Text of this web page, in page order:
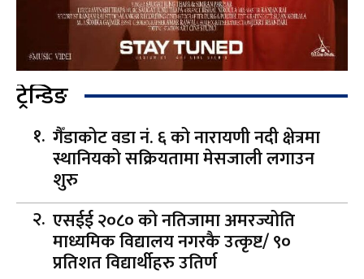
ट्रेन्डिङ
गैँडाकोट वडा नं. ६ को नारायणी नदी क्षेत्रमा
स्थानियको सक्रियतामा मेसजाली लगाउन
शुरु
एसईई २०८० को नतिजामा अमरज्योति
माध्यमिक विद्यालय नगरकै उत्कृष्ट/ ९०
प्रतिशत विद्यार्थीहरु उतिर्ण